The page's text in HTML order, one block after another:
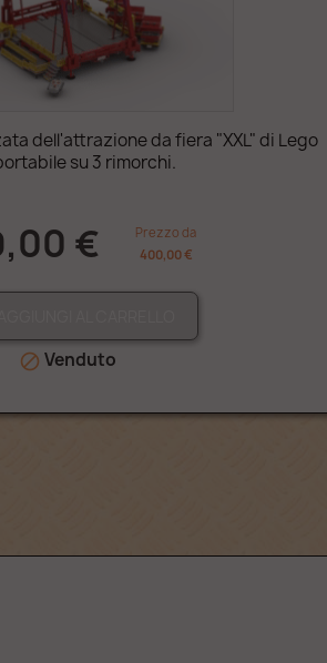
dell'attrazione da fiera "XXL" di Lego
su 3 rimorchi.
€
Prezzo da
400,00 €
 Venduto